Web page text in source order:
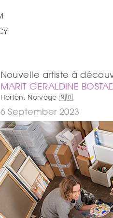
Nouvelle artiste à
MARIT GERALDINE
Horten, Norvège 🇳🇴
6 September 2023